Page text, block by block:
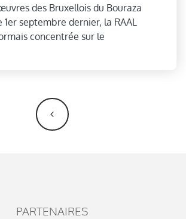
des Bruxellois du Bouraza
1er septembre dernier, la RAAL
concentrée sur le
ARTICLES
PARTENAIRES